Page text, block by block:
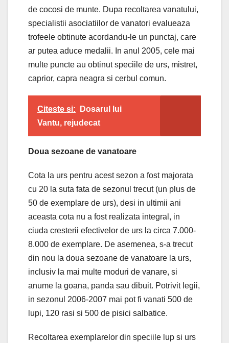
de cocosi de munte. Dupa recoltarea vanatului,
specialistii asociatiilor de vanatori evalueaza
trofeele obtinute acordandu-le un punctaj, care
ar putea aduce medalii. In anul 2005, cele mai
multe puncte au obtinut speciile de urs, mistret,
caprior, capra neagra si cerbul comun.
Citeste si:
Dosarul lui
Vantu, rejudecat
Doua sezoane de vanatoare
Cota la urs pentru acest sezon a fost majorata
cu 20 la suta fata de sezonul trecut (un plus de
50 de exemplare de urs), desi in ultimii ani
aceasta cota nu a fost realizata integral, in
ciuda cresterii efectivelor de urs la circa 7.000-
8.000 de exemplare. De asemenea, s-a trecut
din nou la doua sezoane de vanatoare la urs,
inclusiv la mai multe moduri de vanare, si
anume la goana, panda sau dibuit. Potrivit legii,
in sezonul 2006-2007 mai pot fi vanati 500 de
lupi, 120 rasi si 500 de pisici salbatice.
Recoltarea exemplarelor din speciile lup si urs